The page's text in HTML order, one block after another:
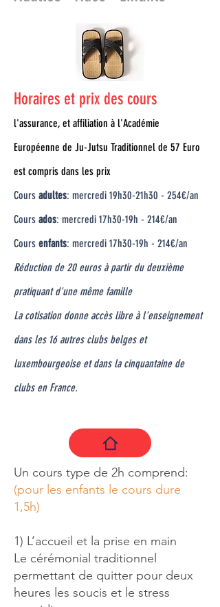
Horaires et prix des cours
l'assurance, et affiliation à l'Académie
Européenne de Ju-Jutsu Traditionnel de 57 Euro
est compris dans les prix
Cours adultes: mercredi 19h30-21h30 - 254€/an
Cours ados: mercredi 17h30-19h - 214€/an
Cours enfants: mercredi 17h30-19h - 214€/an
Réduction de 20 euros à partir du deuxième
pratiquant d'une même famille
La cotisation donne accès libre à l'enseignement
dans les 16 autres clubs belges et
luxembourgeoise et dans la cinquantaine de
clubs en France.
Un cours type de 2h comprend:
(pour les enfants le cours dure
1,5h)
1) L’accueil et la prise en main
Le cérémonial traditionnel
permettant de quitter pour deux
heures les soucis et le stress